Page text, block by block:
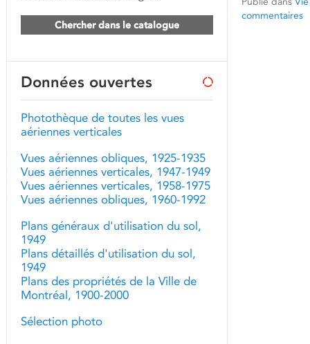
commentaires
Chercher dans le catalogue
Données ouvertes
Photothèque de toutes les vues
aériennes verticales
Vues aériennes obliques, 1925-1935
Vues aériennes verticales, 1947-1949
Vues aériennes verticales, 1958-1975
Vues aériennes obliques, 1960-1992
Plans généraux d'utilisation du sol,
1949
Plans détaillés d'utilisation du sol,
1949
Plans des propriétés de la Ville de
Montréal, 1900-2000
Sélection photo